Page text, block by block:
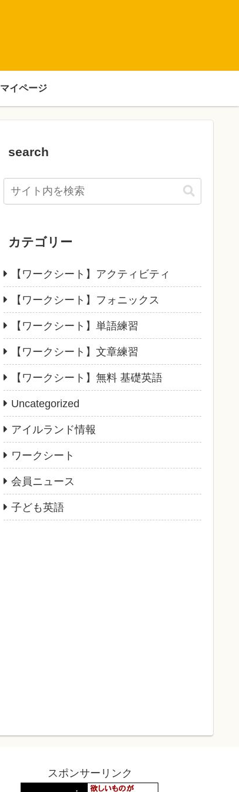
マイページ
search
カテゴリー
【ワークシート】アクティビティ
【ワークシート】フォニックス
【ワークシート】単語練習
【ワークシート】文章練習
【ワークシート】無料 基礎英語
Uncategorized
アイルランド情報
ワークシート
会員ニュース
子ども英語
スポンサーリンク